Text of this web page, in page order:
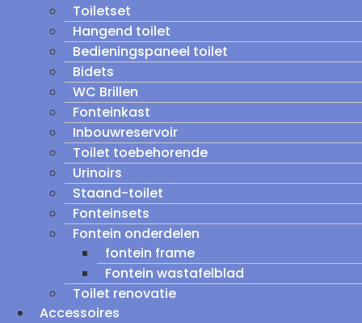
Toiletset
Hangend toilet
Bedieningspaneel toilet
Bidets
WC Brillen
Fonteinkast
Inbouwreservoir
Toilet toebehorende
Urinoirs
Staand-toilet
Fonteinsets
Fontein onderdelen
fontein frame
Fontein wastafelblad
Toilet renovatie
Accessoires